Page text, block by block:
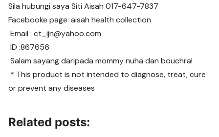
Sila hubungi saya Siti Aisah 017-647-7837
Facebooke page: aisah health collection
Email : ct_ijn@yahoo.com
ID :867656
Salam sayang daripada mommy nuha dan bouchra!
* This product is not intended to diagnose, treat, cure
or prevent any diseases
Related posts: